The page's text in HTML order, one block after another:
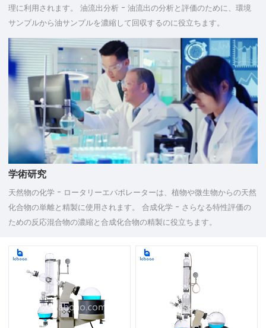
理に利用されます。 油流出分析 - 油流出の分析と評価のために、環境
サンプルから油サンプルを濃縮して回収するのに役立ちます。
学術研究
天然物の化学 - ロータリーエバポレーターは、植物や微生物からの天然
化合物の単離と精製に使用されます。 合成化学 - さらなる特性評価の
ための反応混合物の濃縮と合成化合物の精製に役立ちます。